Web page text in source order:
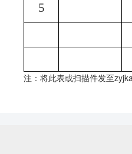
5
注：将此表或扫描件发至